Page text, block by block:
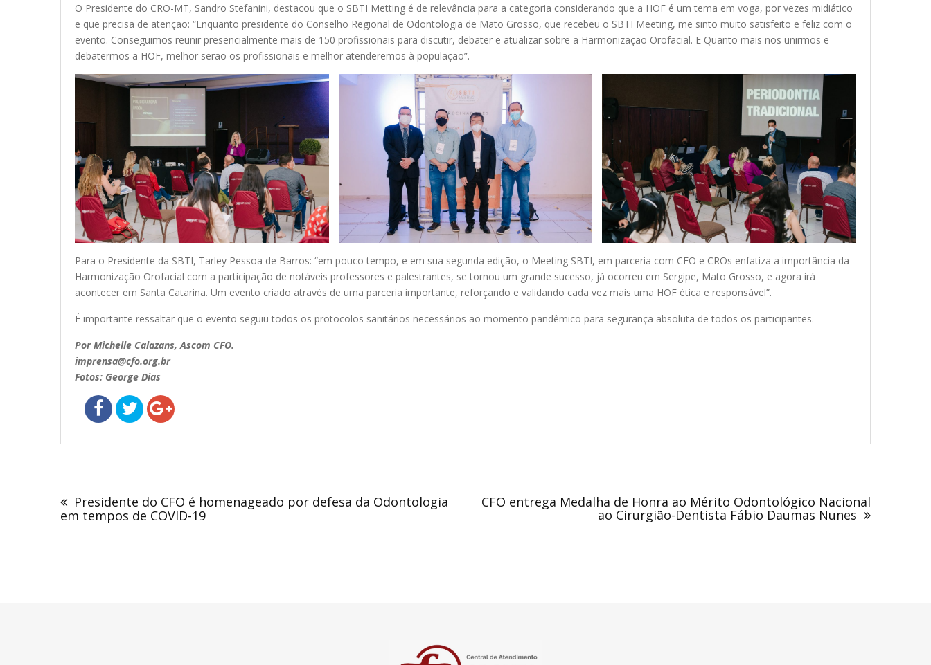
O Presidente do CRO-MT, Sandro Stefanini, destacou que o SBTI Metting é de relevância para a categoria considerando que a HOF é um tema em voga, por vezes midiático
e que precisa de atenção: “Enquanto presidente do Conselho Regional de Odontologia de Mato Grosso, que recebeu o SBTI Meeting, me sinto muito satisfeito e feliz com o
evento. Conseguimos reunir presencialmente mais de 150 profissionais para discutir, debater e atualizar sobre a Harmonização Orofacial. E Quanto mais nos unirmos e
debatermos a HOF, melhor serão os profissionais e melhor atenderemos à população”.
Para o Presidente da SBTI, Tarley Pessoa de Barros: “em pouco tempo, e em sua segunda edição, o Meeting SBTI, em parceria com CFO e CROs enfatiza a importância da
Harmonização Orofacial com a participação de notáveis professores e palestrantes, se tornou um grande sucesso, já ocorreu em Sergipe, Mato Grosso, e agora irá
acontecer em Santa Catarina. Um evento criado através de uma parceria importante, reforçando e validando cada vez mais uma HOF ética e responsável”.
É importante ressaltar que o evento seguiu todos os protocolos sanitários necessários ao momento pandêmico para segurança absoluta de todos os participantes.
Por Michelle Calazans, Ascom CFO.
imprensa@cfo.org.br
Fotos: George Dias
de
Post
Presidente do CFO é homenageado por defesa da Odontologia
em tempos de COVID-19
CFO entrega Medalha de Honra ao Mérito Odontológico Nacional
ao Cirurgião-Dentista Fábio Daumas Nunes